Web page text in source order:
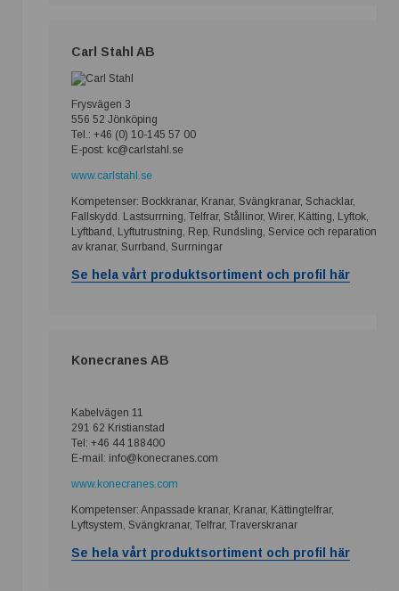
Carl Stahl AB
Frysvägen 3
556 52 Jönköping
Tel.: +46 (0) 10-145 57 00
E-post: kc@carlstahl.se
www.carlstahl.se
Kompetenser: Bockkranar, Kranar, Svängkranar, Schacklar,
Fallskydd. Lastsurrning, Telfrar, Stållinor, Wirer, Kätting, Lyftok,
Lyftband, Lyftutrustning, Rep, Rundsling, Service och reparation
av kranar, Surrband, Surrningar
Se hela vårt produktsortiment och profil här
Konecranes AB
Kabelvägen 11
291 62 Kristianstad
Tel: +46 44 188400
E-mail: info@konecranes.com
www.konecranes.com
Kompetenser: Anpassade kranar, Kranar, Kättingtelfrar,
Lyftsystem, Svängkranar, Telfrar, Traverskranar
Se hela vårt produktsortiment och profil här